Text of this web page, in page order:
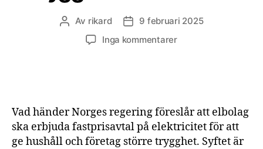
Inläggsförfattare
Av rikard Inläggsdatum
9 februari 2025
Inga kommentarertill
elektricitet
för
mer
Vad händer Norges regering föreslår att elbolag
ska erbjuda fastprisavtal på elektricitet för att
ge hushåll och företag större trygghet. Syftet är